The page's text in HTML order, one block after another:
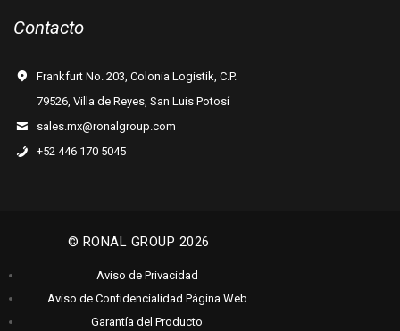
Contacto
Frankfurt No. 203, Colonia Logistik, C.P.
79526, Villa de Reyes, San Luis Potosí
sales.mx@ronalgroup.com
+52 446 170 5045
© RONAL GROUP 2026
Aviso de Privacidad
Aviso de Confidencialidad Página Web
Garantía del Producto